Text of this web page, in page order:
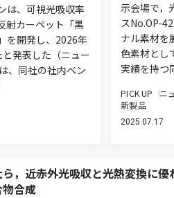
は、可視光吸収率
射カーペット「黒
を開発し、2026年
発表した（ニュー
、同社の社内ベン
示会場で，
スNo.OP-
ナル素材を
色素材とし
実績を持
PICK UP ニ
新製品
2025.07.17
，近赤外光吸収と光熱変換に優
合成